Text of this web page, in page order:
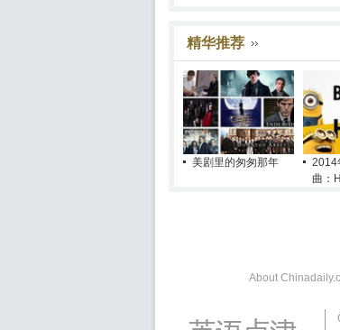
精华推荐
美剧里的匆匆那年
2014
曲：
About